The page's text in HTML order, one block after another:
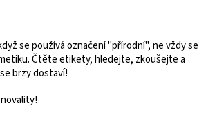
se používá označení "přírodní", ne vždy se
Čtěte etikety, hledejte, zkoušejte a
brzy dostaví!